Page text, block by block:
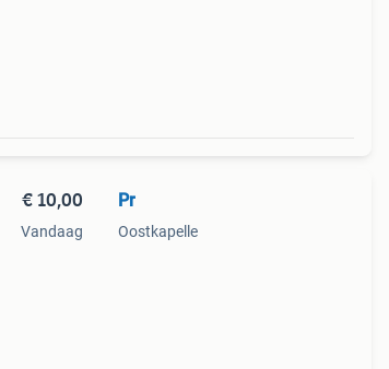
€ 10,00
Vandaag
Pr
Oostkapelle